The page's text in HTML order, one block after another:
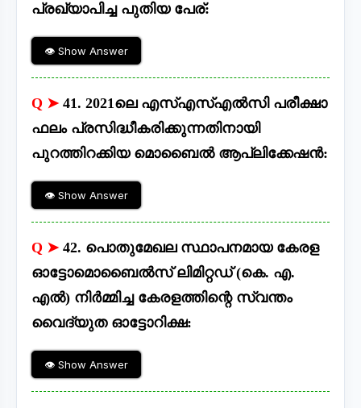
പ്രഖ്യാപിച്ച പുതിയ പേര്:
👁 Show Answer
Q ➤ 41. 2021ലെ എസ്എസ്എൽസി പരീക്ഷാ
ഫലം പ്രസിദ്ധീകരിക്കുന്നതിനായി
പുറത്തിറക്കിയ മൊബൈൽ ആപ്ലിക്കേഷൻ:
👁 Show Answer
Q ➤ 42. പൊതുമേഖല സ്ഥാപനമായ കേരള
ഓട്ടോമൊബൈൽസ് ലിമിറ്റഡ് (കെ. എ.
എൽ) നിർമ്മിച്ച കേരളത്തിന്റെ സ്വന്തം
വൈദ്യുത ഓട്ടോറിക്ഷ:
👁 Show Answer